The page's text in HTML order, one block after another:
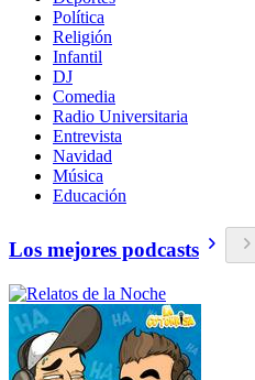
Política
Religión
Infantil
DJ
Comedia
Radio Universitaria
Entrevista
Navidad
Música
Educación
Los mejores podcasts